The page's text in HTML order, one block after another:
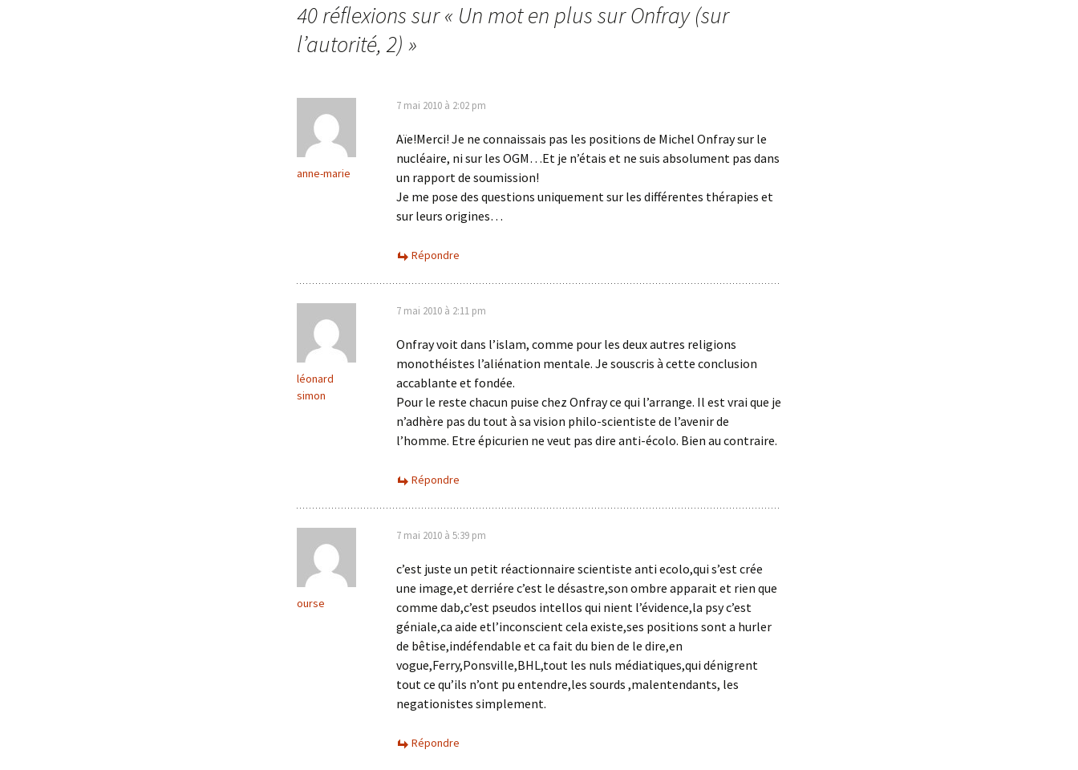
40 réflexions sur « Un mot en plus sur Onfray (sur
l’autorité, 2) »
anne-marie
7 mai 2010 à 2:02 pm
Aïe!Merci! Je ne connaissais pas les positions de Michel Onfray sur le
nucléaire, ni sur les OGM…Et je n’étais et ne suis absolument pas dans
un rapport de soumission!
Je me pose des questions uniquement sur les différentes thérapies et
sur leurs origines…
Répondre
léonard
simon
7 mai 2010 à 2:11 pm
Onfray voit dans l’islam, comme pour les deux autres religions
monothéistes l’aliénation mentale. Je souscris à cette conclusion
accablante et fondée.
Pour le reste chacun puise chez Onfray ce qui l’arrange. Il est vrai que je
n’adhère pas du tout à sa vision philo-scientiste de l’avenir de
l’homme. Etre épicurien ne veut pas dire anti-écolo. Bien au contraire.
Répondre
ourse
7 mai 2010 à 5:39 pm
c’est juste un petit réactionnaire scientiste anti ecolo,qui s’est crée
une image,et derriére c’est le désastre,son ombre apparait et rien que
comme dab,c’est pseudos intellos qui nient l’évidence,la psy c’est
géniale,ca aide etl’inconscient cela existe,ses positions sont a hurler
de bêtise,indéfendable et ca fait du bien de le dire,en
vogue,Ferry,Ponsville,BHL,tout les nuls médiatiques,qui dénigrent
tout ce qu’ils n’ont pu entendre,les sourds ,malentendants, les
negationistes simplement.
Répondre